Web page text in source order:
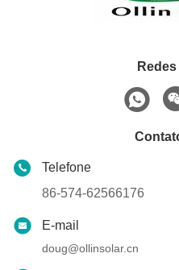
Telefone
86-574-62566176
E-mail
doug@ollinsolar.cn